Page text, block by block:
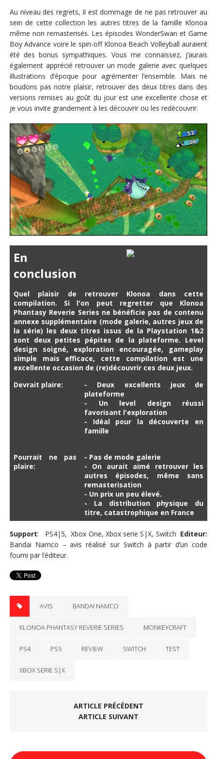
Au niveau des regrets, il est dommage de ne pas retrouver au
sein de cette collection les autres titres de la famille Klonoa
même non remasterisés. Les épisodes WonderSwan et Game
Boy Advance voire le spin-off Klonoa Beach Volleyball auraient
été des bonus sympathiques. Vous me connaissez, j’aurais
également apprécié retrouver un mode galerie avec quelques
illustrations d’époque pour agrémenter l’ensemble. Mais ne
boudons pas notre plaisir, retrouver des deux titres dans des
versions remises au goût du jour est une excellente chose et
je vous invite grandement à les découvrir ou les redécouvrir.
En
conclusion
Quel plaisir de retrouver Klonoa dans cette
compilation. Si l'on peut regretter que Klonoa
Phantasy Reverie Series ne bénéficie pas de contenu
annexe supplémentaire (mode galerie, autres jeux de
la série) les deux titres issus de la Playstation 1&2
sont deux petites pépites de la plateforme. Level
design soigné, exploration encouragée, gameplay
simple mais efficace, cette compilation est une
excellente occasion de (re)découvrir ces deux jeux.
Devrait plaire:
- Deux excellents jeux de
plateforme
- Un level design réussi
favorisant l'exploration
- Idéal pour la découverte en
famille
Pourrait ne pas
plaire:
- Pas de mode galerie
- On aurait aimé retrouver les
autres épisodes, même sans
remasterisation
- Un prix un peu élevé.
- La distribution physique du
titre, catastrophique en France
Support: PS4|5, Xbox One, Xbox serie S|X, Switch Editeur:
Bandai Namco – avis réalisé sur Switch à partir d’un code
fourni par l’éditeur.
AVIS BANDAI NAMCO
KLONOA PHANTASY REVERIE SERIES MONKEYCRAFT
PS4 PS5 REVIEW SWITCH TEST
XBOX SERIE S|X
ARTICLE PRÉCÉDENT
ARTICLE SUIVANT